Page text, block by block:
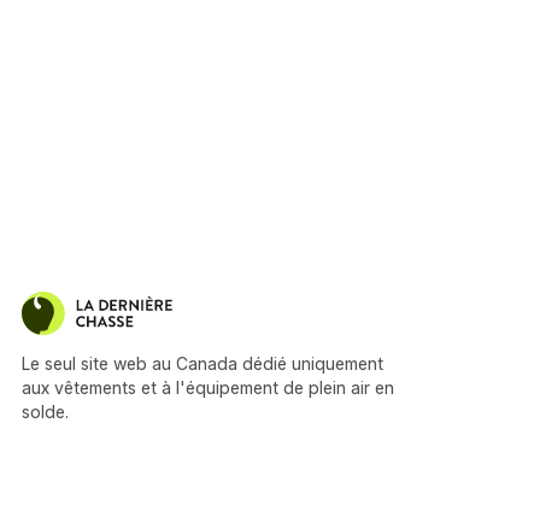
Le seul site web au Canada dédié uniquement
aux vêtements et à l'équipement de plein air en
solde.